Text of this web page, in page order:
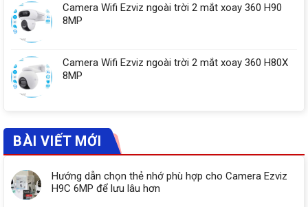
Camera Wifi Ezviz ngoài trời 2 mắt xoay 360 H90
8MP
Camera Wifi Ezviz ngoài trời 2 mắt xoay 360 H80X
8MP
BÀI VIẾT MỚI
Hướng dẫn chọn thẻ nhớ phù hợp cho Camera Ezviz
H9C 6MP để lưu lâu hơn